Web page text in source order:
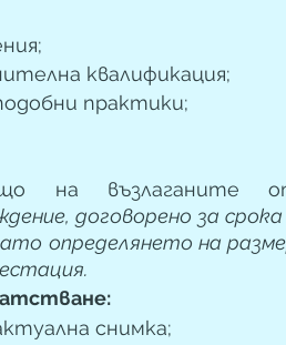
квалификация;
практики;
договорено за
определянето на
снимка;